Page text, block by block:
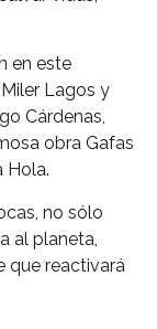
en este
Lagos y
Cárdenas,
obra Gafas
Hola.
no sólo
al planeta,
que reactivará